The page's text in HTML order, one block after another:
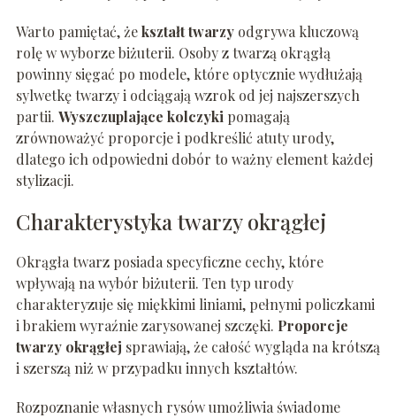
Warto pamiętać, żekształt twarzyodgrywa kluczową
rolę w wyborze biżuterii. Osoby z twarzą okrągłą
powinny sięgać po modele, które optycznie wydłużają
sylwetkę twarzy i odciągają wzrok od jej najszerszych
partii. Wyszczuplające kolczykipomagają
zrównoważyć proporcje i podkreślić atuty urody,
dlatego ich odpowiedni dobór to ważny element każdej
stylizacji.
Charakterystyka twarzy okrągłej
Okrągła twarz posiada specyficzne cechy, które
wpływają na wybór biżuterii. Ten typ urody
charakteryzuje się miękkimi liniami, pełnymi policzkami
i brakiem wyraźnie zarysowanej szczęki. Proporcje
twarzy okrągłej sprawiają, że całość wygląda na krótszą
i szerszą niż w przypadku innych kształtów.
Rozpoznanie własnych rysów umożliwia świadome